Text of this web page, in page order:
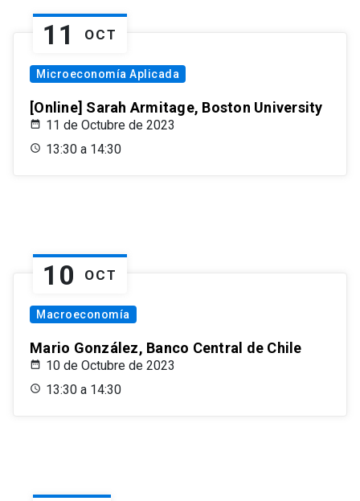
11 OCT
Microeconomía Aplicada
[Online] Sarah Armitage, Boston University
11 de Octubre de 2023
13:30 a 14:30
10 OCT
Macroeconomía
Mario González, Banco Central de Chile
10 de Octubre de 2023
13:30 a 14:30